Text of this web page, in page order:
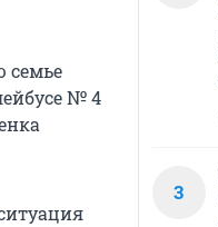
семье
№ 4
3